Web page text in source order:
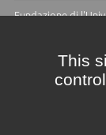
Fundazione di
This